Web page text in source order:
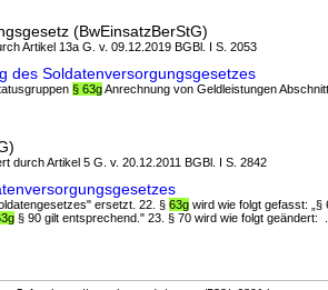
(BwEinsatzBerStG)
Artikel 13a G. v. 09.12.2019 BGBl. I S. 2053
des Soldatenversorgungsgesetzes
§ 63gAnrechnung von Geldleistungen
durch Artikel 5 G. v. 20.12.2011 BGBl. I S. 2842
ersetzt. 22. § 63g wird wie folgt gefasst: „§
§ 90 gilt entsprechend." 23. § 70 wird wie folgt geändert: ...